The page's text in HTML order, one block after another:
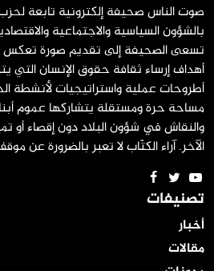
صوت الناس صحيفة إلكترونية تابعة
بالشؤون السياسية والاجتماعية
تسعى الصحيفة إلى تقديم صورة تعكس
أهداف إرساء ثقافة حقوق الإنسان التي
أطروحات عملية واستراتيجيات لأنشطة
مساحة حرة ومستقلة يتشاركها عموم أبناء
والنقاش في شؤون البلاد دون إقصاء
الآخر. آراء الكتّاب لا تعبر بالضرورة عن
تصنيفات
أخبار
مقالات